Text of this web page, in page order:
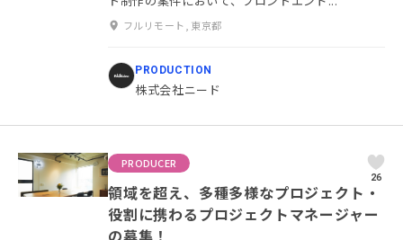
フルリモート, 東京都
PRODUCTION
株式会社ニード
PRODUCER
26
領域を超え、多種多様なプロジェクト・
役割に携わるプロジェクトマネージャー
の募集！